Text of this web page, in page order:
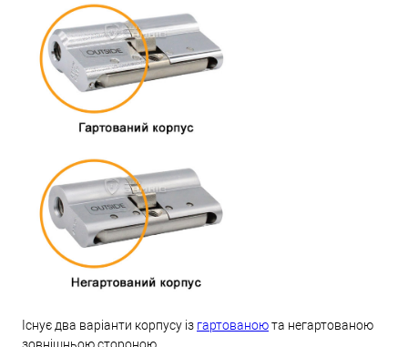
Існує два варіанти корпусу із гартованоюта негартованою
зовнішньою стороною.